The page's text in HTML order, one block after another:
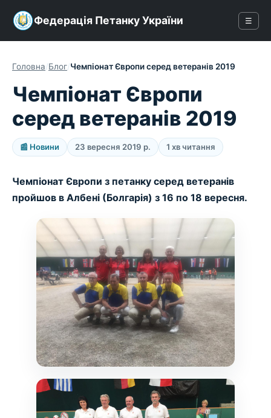
Федерація Петанку України ☰
Головна/Блог/Чемпіонат Європи серед ветеранів 2019
Чемпіонат Європи
серед ветеранів 2019
📰 Новини 23 вересня 2019 р. 1 хв читання
Чемпіонат Європи з петанку серед ветеранів
пройшов в Албені (Болгарія) з 16 по 18 вересня.